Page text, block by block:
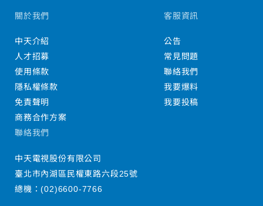
關於我們
中天介紹
人才招募
使用條款
隱私權條款
免責聲明
商務合作方案
客服資訊
公告
常見問題
聯絡我們
我要爆料
我要投稿
聯絡我們
中天電視股份有限公司
臺北市內湖區民權東路六段25號
總機：(02)6600-7766